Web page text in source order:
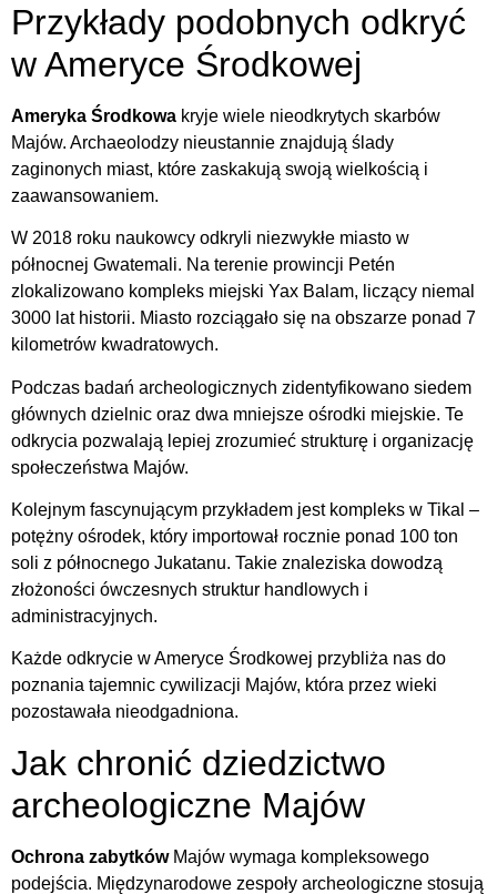
Przykłady podobnych odkryć
w Ameryce Środkowej
Ameryka Środkowa kryje wiele nieodkrytych skarbów
Majów. Archaeolodzy nieustannie znajdują ślady
zaginonych miast, które zaskakują swoją wielkością i
zaawansowaniem.
W 2018 roku naukowcy odkryli niezwykłe miasto w
północnej Gwatemali. Na terenie prowincji Petén
zlokalizowano kompleks miejski Yax Balam, liczący niemal
3000 lat historii. Miasto rozciągało się na obszarze ponad 7
kilometrów kwadratowych.
Podczas badań archeologicznych zidentyfikowano siedem
głównych dzielnic oraz dwa mniejsze ośrodki miejskie. Te
odkrycia pozwalają lepiej zrozumieć strukturę i organizację
społeczeństwa Majów.
Kolejnym fascynującym przykładem jest kompleks w Tikal –
potężny ośrodek, który importował rocznie ponad 100 ton
soli z północnego Jukatanu. Takie znaleziska dowodzą
złożoności ówczesnych struktur handlowych i
administracyjnych.
Każde odkrycie w Ameryce Środkowej przybliża nas do
poznania tajemnic cywilizacji Majów, która przez wieki
pozostawała nieodgadniona.
Jak chronić dziedzictwo
archeologiczne Majów
Ochrona zabytkówMajów wymaga kompleksowego
podejścia. Międzynarodowe zespoły archeologiczne stosują